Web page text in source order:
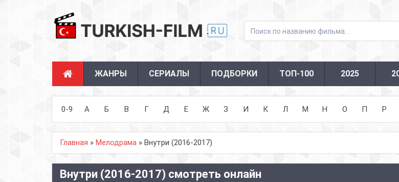
ЖАНРЫ СЕРИАЛЫ ПОДБОРКИ ТОП-100 2025
0-9 А Б В Г Д Е Ж З И К Л М Н О П Р
Главная » Мелодрама » Внутри (2016-2017)
Внутри (2016-2017) смотреть онлайн